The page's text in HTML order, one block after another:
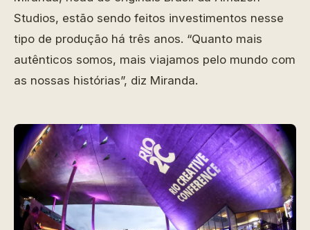
Studios, estão sendo feitos investimentos nesse
tipo de produção há três anos. “Quanto mais
autênticos somos, mais viajamos pelo mundo com
as nossas histórias”, diz Miranda.